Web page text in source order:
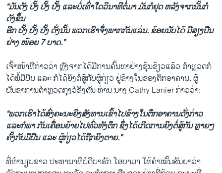
“ມັນດັງ ປັ້ງ ປັ້ງ ປັ້ງ ແລະບໍ່ເທົ່າໃດວິນາທີຕໍ່ມາ ມັນກໍຢຸດ ຫລັງຈາກນັ້ນກໍ
ດັງຂຶ້ນ
ອີກ ປັ້ງ ປັ້ງ ປັ້ງ ດັ່ງນັ້ນ ພວກເຮົາຈຶ່ງພາກກັນແລ່ນ. ຂ້ອຍນັບໄດ້ ມີສຽງປືນ
ຢ່າງ ໜ້ອຍ 7 ບາດ.”
ເຈົ້າໜ້າທີ່ກ່າວວ່າ ຫຼັງຈາກໄດ້ມີການຄົ້ນຫາຢ່າງຂຸ້ນຂ້ຽວແລ້ວ ຕຳຫຼວດກໍ
ໄດ້ພໍ້ມືປືນ ແລະ ກໍໄດ້ຍິງຕໍ່ສູ້ກັບຜູ້ກ່ຽວ ຢູ່ຂ້າງໃນຂອງຕຶກອາຄານ. ຜູ້
ບັນຊາການຕຳຫຼວດກຸງວໍຊິງຕັນ ທ່ານ ນາງ Cathy Lanier ກ່າວວ່າ:
“ພວກເຮົາໄດ້ສົ່ງຄະນະຍິງສັງຫານເຂົ້າໄປຂ້າງໃນຕຶກອາຄານດັ່ງກ່າວ
ແລະກໍພາ ກັນເຄື່ອນຍ້າຍໄປທົ່ວທັງຕຶກ ຊຶ່ງໄດ້ເກີດການຍິງຕໍ່ສູ້ກັນ ຫຼາຍໆ
ຄັ້ງກັບມືປືນ ແລະ ຜູ້ກ່ຽວໄດ້ຖືກຍິງຕາຍ.”
ທີ່ທຳນຽບຂາວ ປະທານາທິບໍດີບາຣັກ ໂອບາມາ ໃຫ້ຄຳໝັ້ນສັນຍາວ່າ